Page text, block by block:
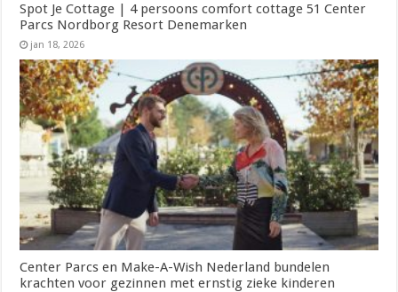
Spot Je Cottage | 4 persoons comfort cottage 51 Center
Parcs Nordborg Resort Denemarken
jan 18, 2026
Center Parcs en Make-A-Wish Nederland bundelen
krachten voor gezinnen met ernstig zieke kinderen